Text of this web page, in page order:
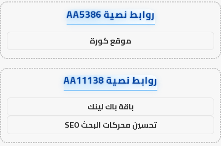
روابط نصية AA5386
موقع كورة
روابط نصية AA11138
باقة باك لينك
تحسين محركات البحث SEO